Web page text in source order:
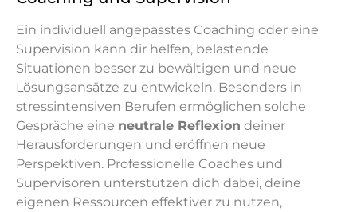
Ein individuell angepasstes Coaching oder eine
Supervision kann dir helfen, belastende
Situationen besser zu bewältigen und neue
Lösungsansätze zu entwickeln. Besonders in
stressintensiven Berufen ermöglichen solche
Gespräche eine neutrale Reflexion deiner
Herausforderungen und eröffnen neue
Perspektiven. Professionelle Coaches und
Supervisoren unterstützen dich dabei, deine
eigenen Ressourcen effektiver zu nutzen,